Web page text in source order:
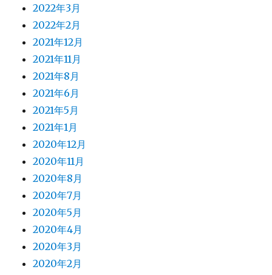
2022年3月
2022年2月
2021年12月
2021年11月
2021年8月
2021年6月
2021年5月
2021年1月
2020年12月
2020年11月
2020年8月
2020年7月
2020年5月
2020年4月
2020年3月
2020年2月